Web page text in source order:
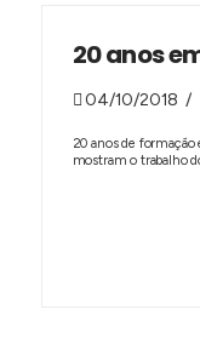
20 anos
04/10/2018
20 anos de
mostram o trabalho